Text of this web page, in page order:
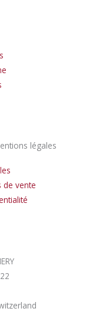
légales
de vente